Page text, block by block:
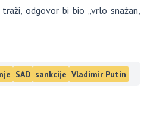
traži, odgovor bi bio „vrlo snažan,
SAD sankcije Vladimir Putin